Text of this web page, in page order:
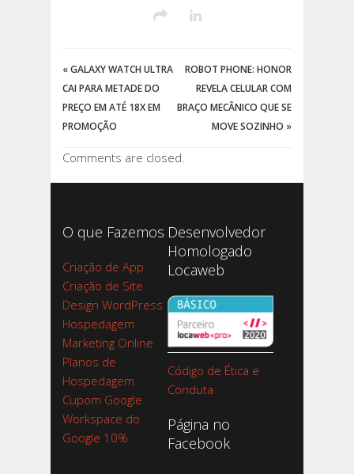
«GALAXY WATCH ULTRA
CAI PARA METADE DO
PREÇO EM ATÉ 18X EM
PROMOÇÃO
ROBOT PHONE: HONOR
REVELA CELULAR COM
BRAÇO MECÂNICO QUE SE
MOVE SOZINHO »
Comments are closed.
O que Fazemos
Criação de App
Criação de Site
Design WordPress
Hospedagem
Marketing Online
Planos de
Hospedagem
Cupom Google
Workspace do
Google 10%
Desenvolvedor
Homologado
Locaweb
Código de Ética e
Conduta
Página no
Facebook